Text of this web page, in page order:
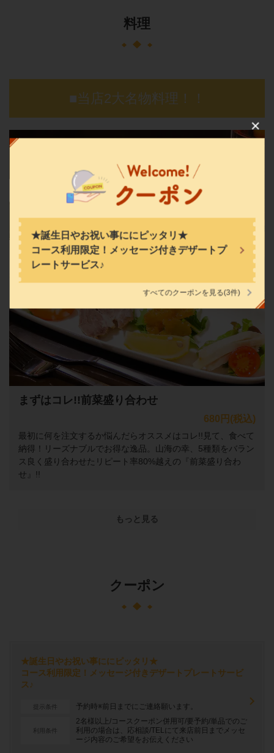
★誕生日やお祝い事ににピッタリ★
コース利用限定！メッセージ付きデザートプ
レートサービス♪
すべてのクーポンを見る(3件)
料理
■当店2大名物料理！！
まずはコレ!!前菜盛り合わせ
680円 (税込)
最初に何を注文するか悩んだらオススメはコレ!!見て、食べて
納得！リーズナブルでお得な逸品。山海の幸、5種類をバラン
ス良く盛り合わせたリピート率80%越えの『前菜盛り合わ
せ』!!
もっと見る
クーポン
★誕生日やお祝い事ににピッタリ★
コース利用限定！メッセージ付きデザートプレートサービ
ス♪
提示条件 予約時※前日までにご連絡願います。
利用条件
2名様以上/コースクーポン併用可/要予約/単品でのご
利用の場合は、応相談/TELにて来店前日までメッセ
ージ内容のご希望をお伝えください
この店舗情報をシェアする
長崎県長崎市古川町6-31
https://tennen-market.owst.jp/
お店情報をコピー